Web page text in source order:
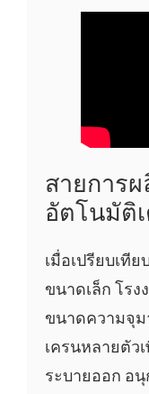
สายการ
อัตโนมัติ
เมื่อเปรียบเที
ขนาดเล็ก โร
ขนาดความจุ
เครนหลายตัว
ระบายออก อ